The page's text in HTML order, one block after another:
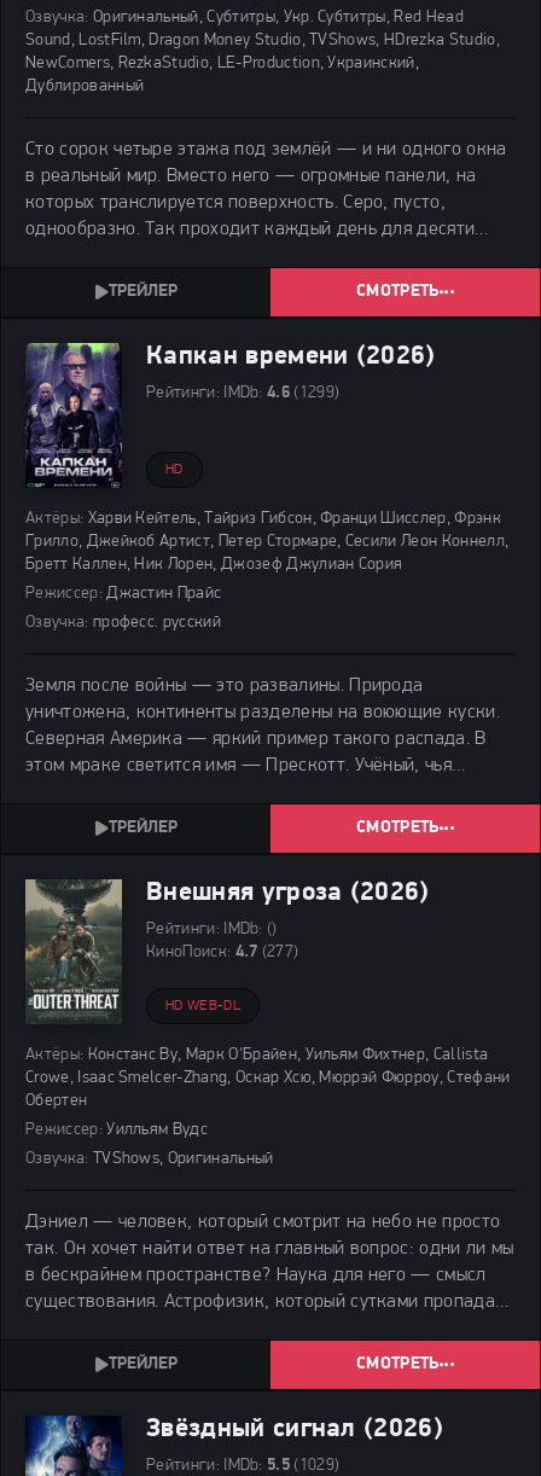
Озвучка: Оригинальный, Субтитры, Укр. Субтитры, Red Head
Sound, LostFilm, Dragon Money Studio, TVShows, HDrezka Studio,
NewComers, RezkaStudio, LE-Production, Украинский,
Дублированный
Сто сорок четыре этажа под землёй — и ни одного окна
в реальный мир. Вместо него — огромные панели, на
которых транслируется поверхность. Серо, пусто,
однообразно. Так проходит каждый день для десяти
СМОТРЕТЬ
Капкан времени (2026)
Рейтинги: IMDb:4.6 (1299)
HD
Актёры: Харви Кейтель, Тайриз Гибсон, Франци Шисслер, Фрэнк
Грилло, Джейкоб Артист, Петер Стормаре, Сесили Леон Коннелл,
Бретт Каллен, Ник Лорен, Джозеф Джулиан Сория
Режиссер: Джастин Прайс
Озвучка: професс. русский
Земля после войны — это развалины. Природа
уничтожена, континенты разделены на воюющие куски.
Северная Америка — яркий пример такого распада. В
этом мраке светится имя — Прескотт. Учёный, чья
держаться на ногах.
СМОТРЕТЬ
Внешняя угроза (2026)
Рейтинги: IMDb: ()
КиноПоиск: 4.7 (277)
HD WEB-DL
Актёры: Констанс Ву, Марк О'Брайен, Уильям Фихтнер, Callista
Crowe, Isaac Smelcer-Zhang, Оскар Хсю, Мюррэй Фюрроу, Стефани
Обертен
Режиссер: Уилльям Вудс
Озвучка: TVShows, Оригинальный
Дэниел — человек, который смотрит на небо не просто
так. Он хочет найти ответ на главный вопрос: одни ли мы
в бескрайнем пространстве? Наука для него — смысл
существования. Астрофизик, который сутками пропадал
ребятишки.
СМОТРЕТЬ
Звёздный сигнал (2026)
Рейтинги: IMDb: 5.5 (1029)